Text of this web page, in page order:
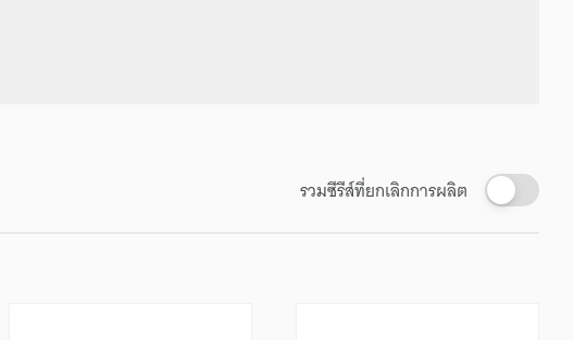
รวมซีรีส์ที่ยกเลิกการผลิต